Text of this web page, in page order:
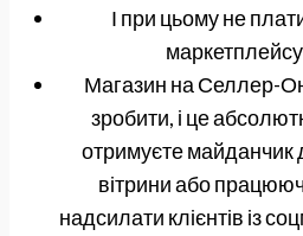
І при цьому не
Магазин на Селлер-
зробити, і це
отримуєте майданчик
вітрини або
надсилати клієнтів із